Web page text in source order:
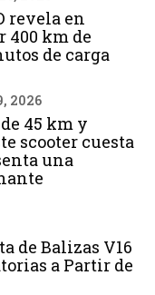
revela en
400 km de
de carga
2026
45 km y
scooter cuesta
una
de Balizas V16
a Partir de